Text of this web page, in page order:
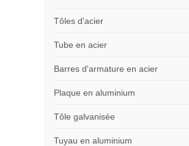
Tôles d'acier
Tube en acier
Barres d'armature en acier
Plaque en aluminium
Tôle galvanisée
Tuyau en aluminium